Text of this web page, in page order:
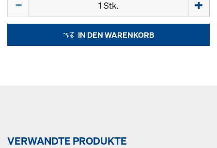
IN DEN WARENKORB
VERWANDTE PRODUKTE